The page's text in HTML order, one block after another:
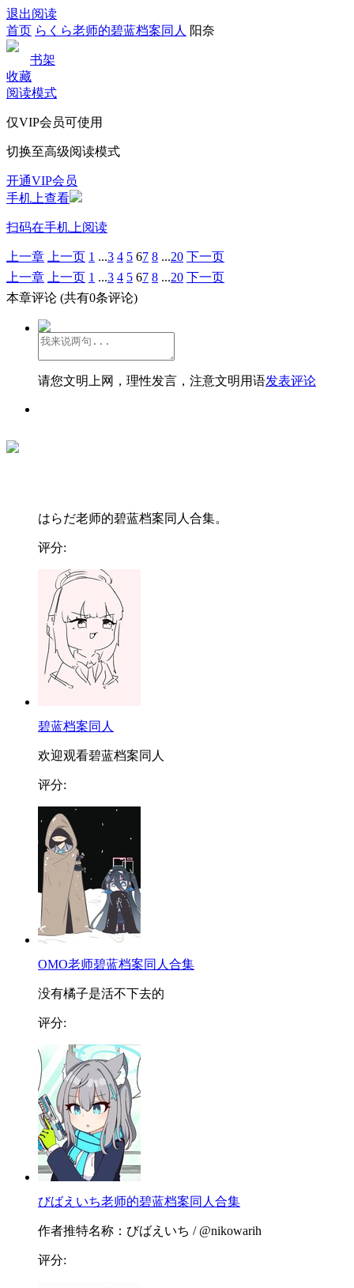
退出阅读
首页 らくら老师的碧蓝档案同人 阳奈
书架
收藏
阅读模式
仅VIP会员可使用
切换至高级阅读模式
开通VIP会员
手机上查看
扫码在手机上阅读
上一章 上一页 1 ...3 4 5 67 8 ...20 下一页
上一章
上一页 1 ...3 4 5 67 8 ...20 下一页
本章评论 (共有0条评论)
请您文明上网，理性发言，注意文明用语发表评论
はらだ老师的碧蓝档案同人合集。
评分:
碧蓝档案同人
欢迎观看碧蓝档案同人
评分:
OMO老师碧蓝档案同人合集
没有橘子是活不下去的
评分:
びばえいち老师的碧蓝档案同人合集
作者推特名称：びばえいち / @nikowarih
评分: